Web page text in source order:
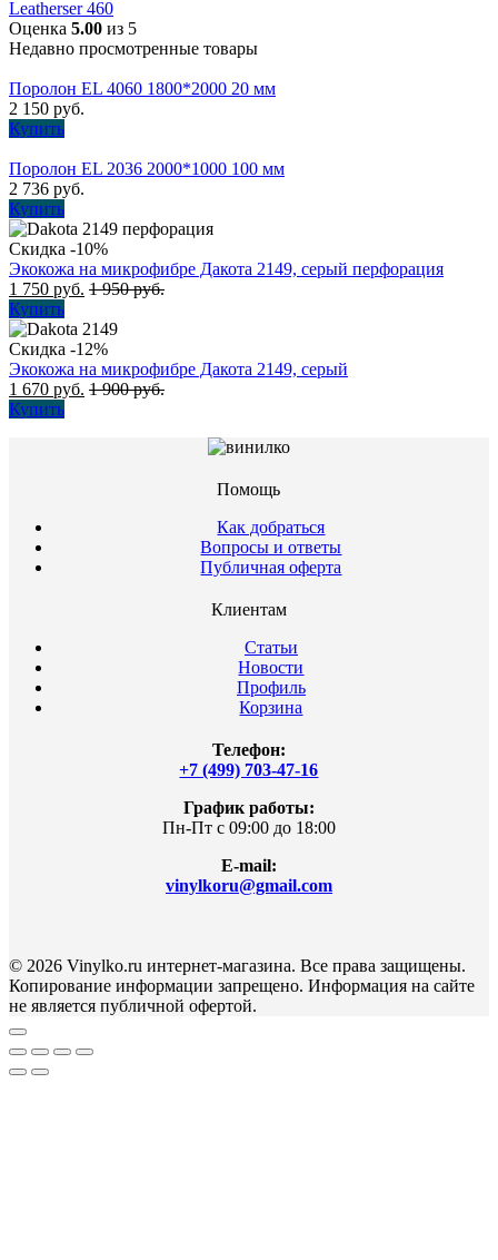
Leatherser 460
Оценка 5.00 из 5
Недавно просмотренные товары
Поролон EL 4060 1800*2000 20 мм
2 150 руб.
Купить
Поролон EL 2036 2000*1000 100 мм
2 736 руб.
Купить
Скидка -10%
Экокожа на микрофибре Дакота 2149, серый перфорация
1 750 руб. 1 950руб.
Купить
Скидка -12%
Экокожа на микрофибре Дакота 2149, серый
1 670 руб. 1 900руб.
Купить
Помощь
Как добраться
Вопросы и ответы
Публичная оферта
Клиентам
Статьи
Новости
Профиль
Корзина
Телефон:
+7 (499) 703-47-16
График работы:
Пн-Пт с 09:00 до 18:00
E-mail:
vinylkoru@gmail.com
© 2026 Vinylko.ru интернет-магазина. Все права защищены.
Копирование информации запрещено. Информация на сайте
не является публичной офертой.